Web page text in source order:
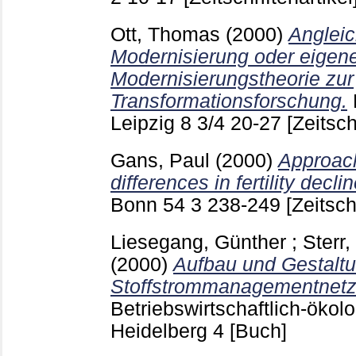
Ott, Thomas (2000)
Modernisierung oder
Modernisierungstheorie zur
Transformationsforschung.
Leipzig 8 3/4 20-27
Gans, Paul (2000)
differences in fertility
Bonn 54 3 238-249
Liesegang, Günther ;
(2000)Aufbau und
Betriebswirtschaftlich-
Heidelberg 4 [Buch]